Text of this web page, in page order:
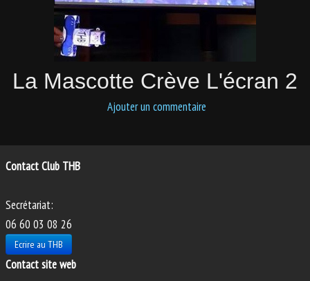
La Mascotte Crève L'écran 2
Ajouter un commentaire
Contact Club THB
Secrétariat:
06 60 03 08 26
Ecrire au THB
Contact site web